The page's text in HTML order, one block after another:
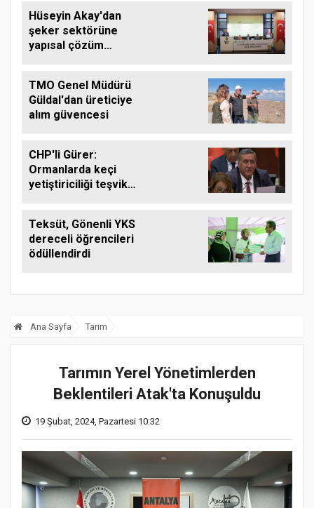
Hüseyin Akay'dan
şeker sektörüne
yapısal çözüm
TMO Genel Müdürü
Güldal'dan üreticiye
alım güvencesi
CHP'li Gürer:
Ormanlarda keçi
yetiştiriciliği teşvik
Teksüt, Gönenli YKS
dereceli öğrencileri
ödüllendirdi
Ana Sayfa Tarım
Tarımın Yerel Yönetimlerden
Beklentileri Atak'ta Konuşuldu
19 Şubat, 2024, Pazartesi 10:32